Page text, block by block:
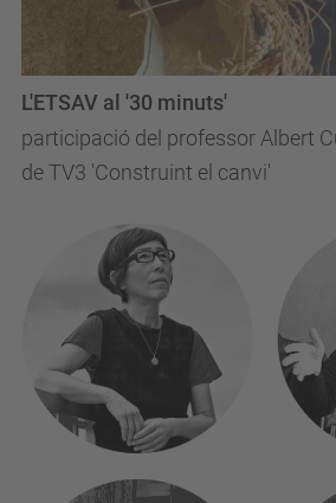
participació del professor Albert
de TV3 'Construint el canvi'
L'ETSAV al '30 minuts'